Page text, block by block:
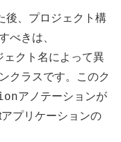
後、プロジェクト構
べきは、
ェクト名によって異
クラスです。このク
アノテーションが
プリケーションの